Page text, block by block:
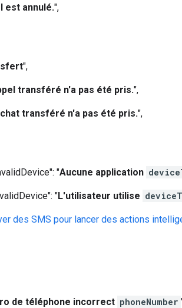
est annulé.",
",
transféré n'a pas été pris.",
transféré n'a pas été pris.",
"Aucune application
"L'utilisateur utilise
des SMS pour lancer des actions
de téléphone incorrect phoneNumber